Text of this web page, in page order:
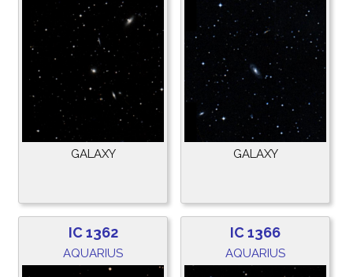
GALAXY GALAXY
IC 1362
AQUARIUS
IC 1366
AQUARIUS